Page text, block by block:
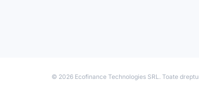
© 2026 Ecofinance Technologies SRL. Toate